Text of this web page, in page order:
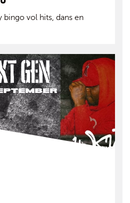
bingo vol hits, dans en